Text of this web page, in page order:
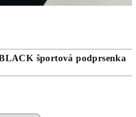
športová podprsenka